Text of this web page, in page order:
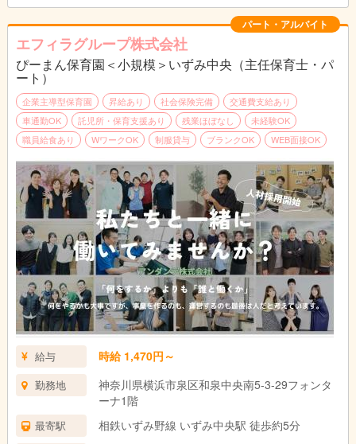
パート・アルバイト
エフィラグループ株式会社
ぴーまん保育園＜小規模＞いずみ中央（主任保育士・パ
ート）
企業主導型保育園 昇給あり 社会保険完備
交通費支給あり
車通勤OK
託児所・保育支援あり 残業ほぼなし
未経験OK
職員給食あり
WワークOK 制服貸与 ブランクOK WEB面接OK
給与 時給 1,470円～
勤務地
神奈川県横浜市泉区和泉中央南5-3-29フォンタ
ーナ1階
最寄駅 相鉄いずみ野線 いずみ中央駅 徒歩約5分